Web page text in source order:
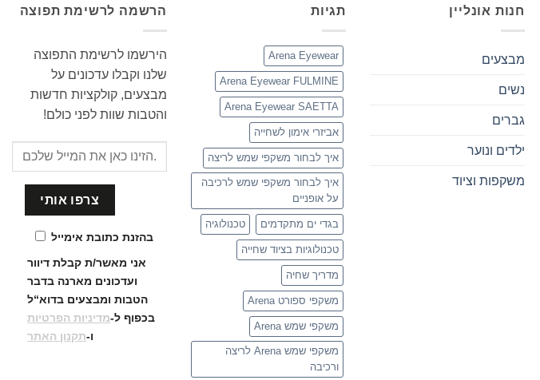
חנות אונליין
מבצעים
נשים
גברים
ילדים ונוער
משקפות וציוד
תגיות
Arena Eyewear
Arena Eyewear FULMINE
Arena Eyewear SAETTA
אביזרי אימון לשחייה
איך לבחור משקפי שמש לריצה
איך לבחור משקפי שמש לרכיבה
על אופניים
בגדי ים מתקדמים טכנולוגיה
טכנולוגיות בציוד שחייה
מדריך שחיה
משקפי ספורט Arena
משקפי שמש Arena
משקפי שמש Arena לריצה
ורכיבה
הרשמה לרשימת תפוצה
הירשמו לרשימת התפוצה
שלנו וקבלו עדכונים על
מבצעים, קולקציות חדשות
והטבות שוות לפני כולם!
בהזנת כתובת אימייל
אני מאשר/ת קבלת דיוור
ועדכונים מארנה בדבר
הטבות ומבצעים בדוא“ל
בכפוף ל-מדיניות הפרטיות
ו-תקנון האתר